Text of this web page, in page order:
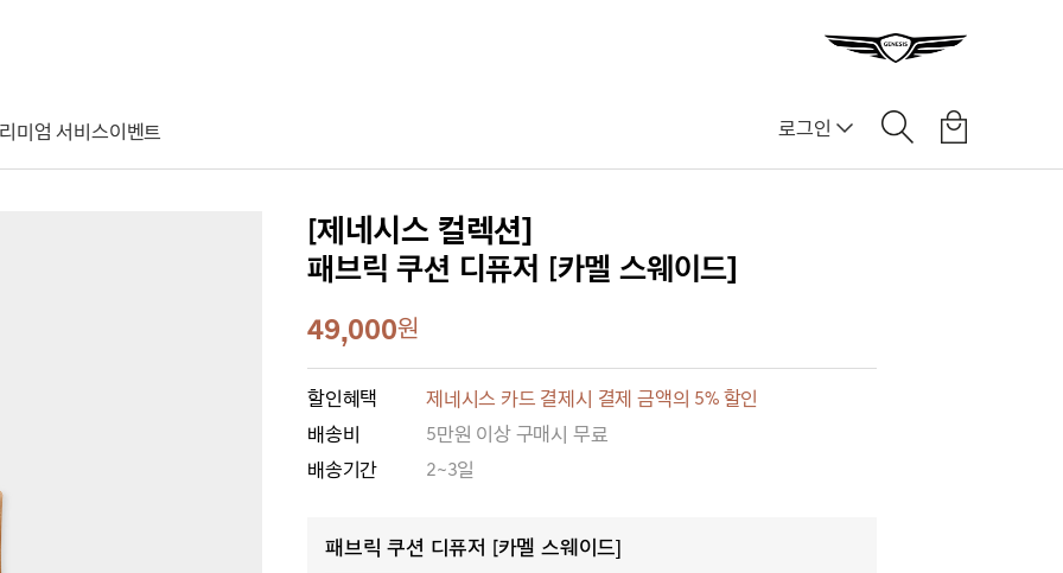
미엄 서비스이벤트 로그인
[제네시스 컬렉션]
패브릭 쿠션 디퓨저 [카멜 스웨이드]
49,000원
할인혜택
제네시스 카드 결제시 결제 금액의 5% 할인
배송비
5만원 이상 구매시 무료
배송기간
2~3일
패브릭 쿠션 디퓨저 [카멜 스웨이드]